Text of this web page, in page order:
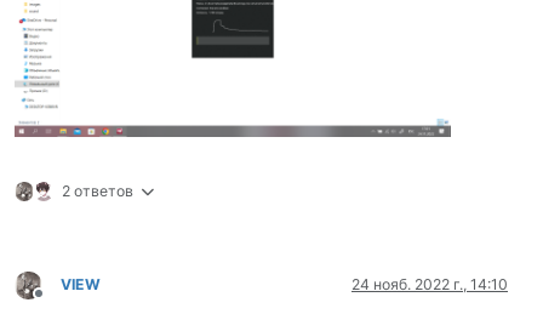
2 ответов
Не в сети
VIEW 24 нояб. 2022 г., 14:10